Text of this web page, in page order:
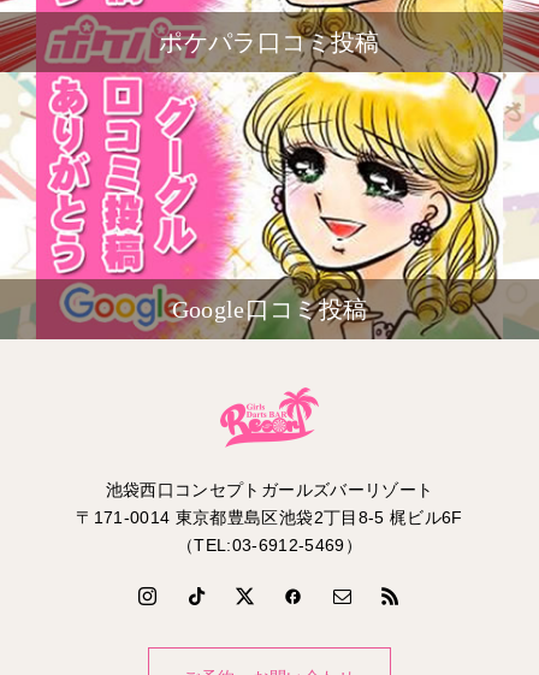
ポケパラ口コミ投稿
Google口コミ投稿
池袋西口コンセプトガールズバーリゾート
〒171-0014 東京都豊島区池袋2丁目8-5 梶ビル6F
（TEL:03-6912-5469）